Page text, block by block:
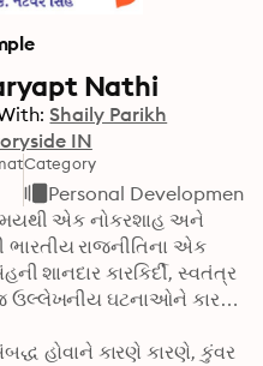
Nathi
Shaily Parikh
IN
Category
Personal Development
એક નોકરશાહ અને
ભારતીય રાજનીતિના એક
શાનદાર કારકિર્દી, સ્વતંત્ર
ઉલ્લેખનીય ઘટનાઓને કારણે
હોવાને કારણે કારણે, કુંવર